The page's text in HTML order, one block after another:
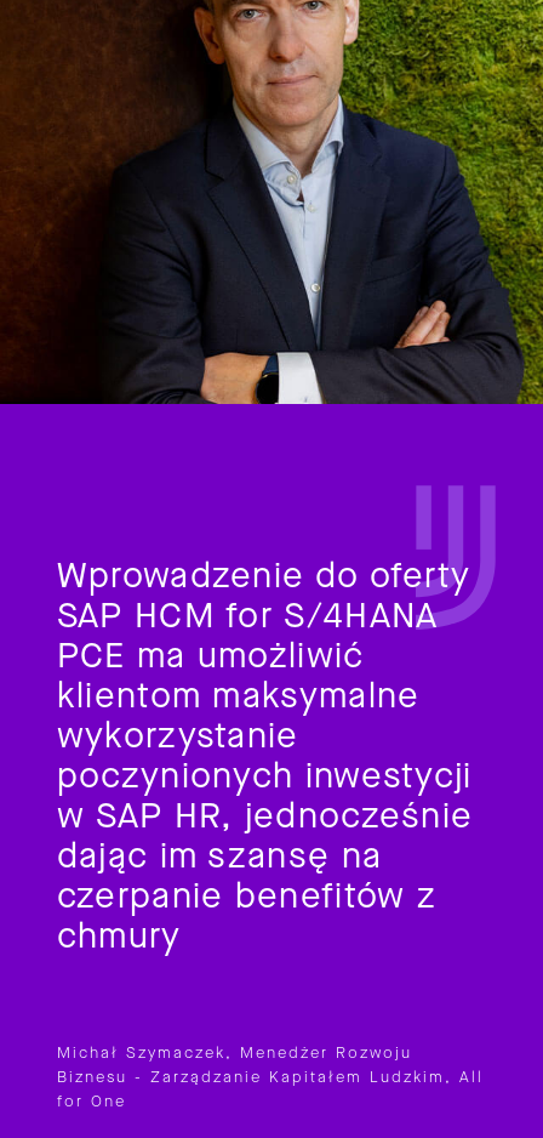
Wprowadzenie do oferty
SAP HCM for S/4HANA
PCE ma umożliwić
klientom maksymalne
wykorzystanie
poczynionych inwestycji
w SAP HR, jednocześnie
dając im szansę na
czerpanie benefitów z
chmury
Michał Szymaczek, Menedżer Rozwoju
Biznesu - Zarządzanie Kapitałem Ludzkim, All
for One